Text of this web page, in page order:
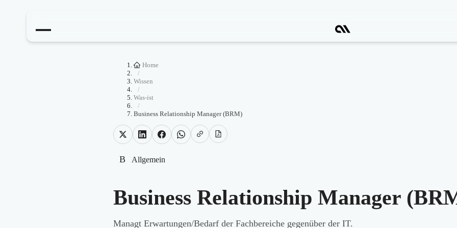
Home
/
Wissen
/
Was-ist
/
Business Relationship Manager (BRM)
B Allgemein
Business Relationship Manager
Managt Erwartungen/Bedarf der Fachbereiche gegenüber der IT.